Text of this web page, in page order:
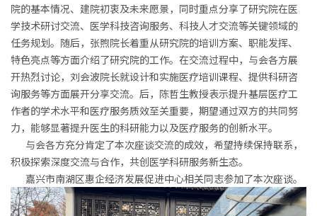
院的基本情况、建院初衷及未来愿景，同时重点分享了研究院在医
学技术研讨交流、医学科技咨询服务、科技人才交流等关键领域的
任务规划。随后，张煦院长着重从研究院的培训方案、职能发挥、
特色亮点等方面介绍了研究院的工作。在交流过程中，与会各方展
开热烈讨论，刘会波院长就设计和实施医疗培训课程、提供科研咨
询服务等方面展开分享交流。后，陈哲生教授表示提升基层医疗工
作者的学术水平和医疗服务质效至关重要，期望通过双方的共同努
力，能够显著提升医生的科研能力以及医疗服务的创新水平。
与会各方充分肯定了本次座谈交流的成效，希望持续保持联系，
积极探索深度交流与合作，共创医学科研服务新生态。
嘉兴市南湖区惠企经济发展促进中心相关同志参加了本次座谈。